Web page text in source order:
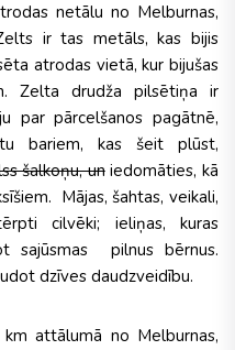
netālu no Melburnas,
ir tas metāls, kas bijis
atrodas vietā, kur bijušas
Zelta drudža pilsētiņa ir
par pārcelšanos pagātnē,
bariem, kas šeit plūst,
šalkoņu, uniedomāties, kā
Mājas, šahtas, veikali,
cilvēki; ieliņas, kuras
sajūsmas pilnus bērnus.
dzīves daudzveidību.
attālumā no Melburnas,